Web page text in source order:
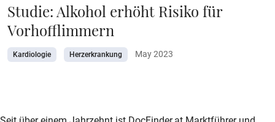
Studie: Alkohol erhöht Risiko für
Vorhofflimmern
Kardiologie Herzerkrankung May 2023